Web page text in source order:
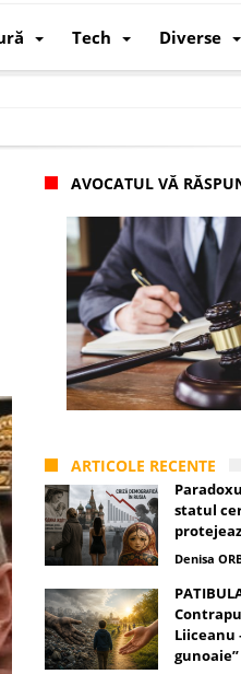
Tech Diverse
fiscalității și poziției
AVOCATUL VĂ
ARTICOLE RECENTE
statul
Denisa
Liiceanu
gunoaie”